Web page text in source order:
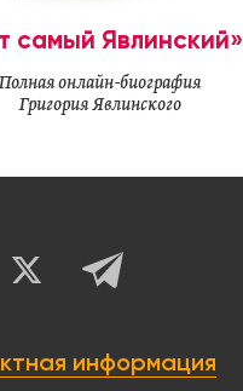
самый Явлинский»
онлайн-биография
Григория Явлинского
информация